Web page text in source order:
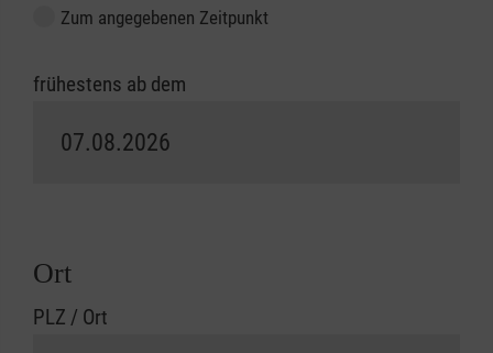
Zum angegebenen Zeitpunkt
frühestens ab dem
Ort
PLZ / Ort